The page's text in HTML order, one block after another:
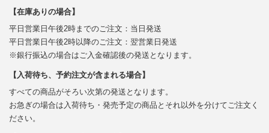
【在庫ありの場合】
平日営業日午後2時までのご注文：当日発送
平日営業日午後2時以降のご注文：翌営業日発送
※銀行振込の場合はご入金確認後の発送となります。
【入荷待ち、予約注文が含まれる場合】
すべての商品がそろい次第の発送となります。
お急ぎの場合は入荷待ち・発売予定の商品とそれ以外を分けてご注文く
ださい。